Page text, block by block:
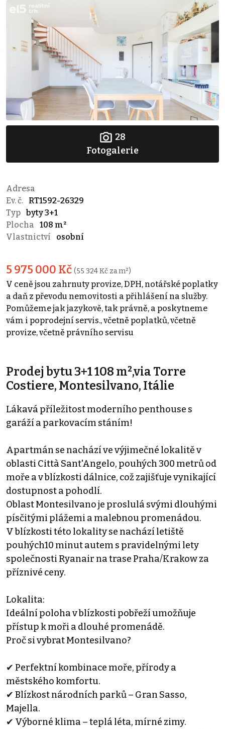
28
Fotogalerie
Adresa
Ev. č.
RT1592-26329
Typ byty 3+1
Plocha
108 m²
Vlastnictví
osobní
5 975 000 Kč (55 324 Kč za m²)
V ceně jsou zahrnuty provize, DPH, notářské poplatky
a daň z převodu nemovitosti a přihlášení na služby.
Pomůžeme jak jazykově, tak právně, a poskytneme
vám i poprodejní servis., včetně poplatků, včetně
provize, včetně právního servisu
Prodej bytu 3+1 108 m²,via Torre
Costiere, Montesilvano, Itálie
Lákavá příležitost moderního penthouse s
garáží a parkovacím stáním!
Apartmán se nachází ve výjimečné lokalitě v
oblasti Città Sant'Angelo, pouhých 300 metrů od
moře a v blízkosti dálnice, což zajišťuje vynikající
dostupnost a pohodlí.
Oblast Montesilvano je proslulá svými dlouhými
písčitými plážemi a malebnou promenádou.
V blízkosti této lokality se nachází letiště
pouhých10 minut autem s pravidelnými lety
společnosti Ryanair na trase Praha/Krakow za
příznivé ceny.
Lokalita:
Ideální poloha v blízkosti pobřeží umožňuje
přístup k moři a dlouhé promenádě.
Proč si vybrat Montesilvano?
✔ Perfektní kombinace moře, přírody a
městského komfortu.
✔ Blízkost národních parků – Gran Sasso,
Majella.
✔ Výborné klima – teplá léta, mírné zimy.